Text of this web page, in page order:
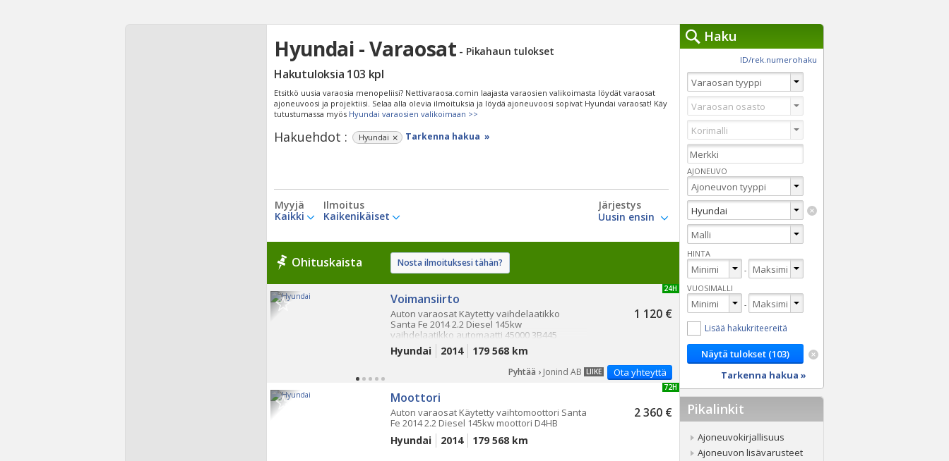
Hyundai - Varaosat - Pikahaun tulokset
Hakutuloksia 103 kpl
Etsitkö uusia varaosia menopeliisi? Nettivaraosa.comin laajasta varaosien valikoimasta löydät varaosat
ajoneuvoosi ja projektiisi. Selaa alla olevia ilmoituksia ja löydä ajoneuvoosi sopivat Hyundai varaosat! Käy
tutustumassa myös Hyundai varaosien valikoimaan >>
Hakuehdot : Hyundai Tarkenna hakua »
Myyjä
Kaikki
Ilmoitus
Kaikenikäiset
Järjestys
Ohituskaista Nosta ilmoituksesi tähän?
UUSI 24H
Voimansiirto
1 120 €
Auton varaosat Käytetty vaihdelaatikko
Santa Fe 2014 2.2 Diesel 145kw
vaihdelaatikko automaatti 45000 3B445
Hyundai 2014 179 568 km
Ota yhteyttä
LIIKE
Pyhtää › Jonind AB
UUSI 72H
Moottori
2 360 €
Auton varaosat Käytetty vaihtomoottori Santa
Fe 2014 2.2 Diesel 145kw moottori D4HB
Hyundai 2014 179 568 km
Haku
ID/rek.numerohaku
AJONEUVO
HINTA
-
VUOSIMALLI
-
Lisää hakukriteereitä
Tarkenna hakua »
Pikalinkit
Ajoneuvokirjallisuus
Ajoneuvon lisävarusteet